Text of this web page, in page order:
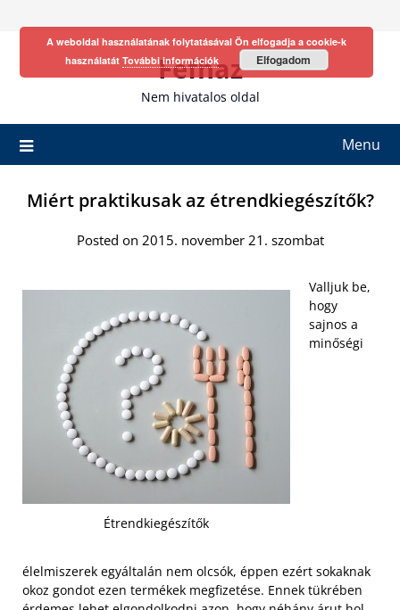
Fefhaz
Nem hivatalos oldal
Menu
Miért praktikusak az étrendkiegészítők?
Posted on 2015. november 21. szombat
Étrendkiegészítők
Valljuk be,
hogy
sajnos a
minőségi
élelmiszerek egyáltalán nem olcsók, éppen ezért sokaknak
okoz gondot ezen termékek megfizetése. Ennek tükrében
A weboldal használatának folytatásával Ön elfogadja a cookie-k
használatát További információk Elfogadom